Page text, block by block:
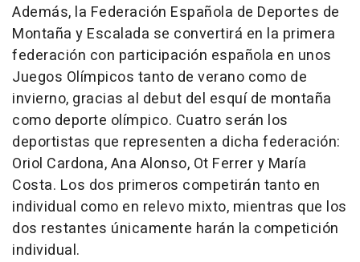
Además, la Federación Española de Deportes de
Montaña y Escalada se convertirá en la primera
federación con participación española en unos
Juegos Olímpicos tanto de verano como de
invierno, gracias al debut del esquí de montaña
como deporte olímpico. Cuatro serán los
deportistas que representen a dicha federación:
Oriol Cardona, Ana Alonso, Ot Ferrer y María
Costa. Los dos primeros competirán tanto en
individual como en relevo mixto, mientras que los
dos restantes únicamente harán la competición
individual.